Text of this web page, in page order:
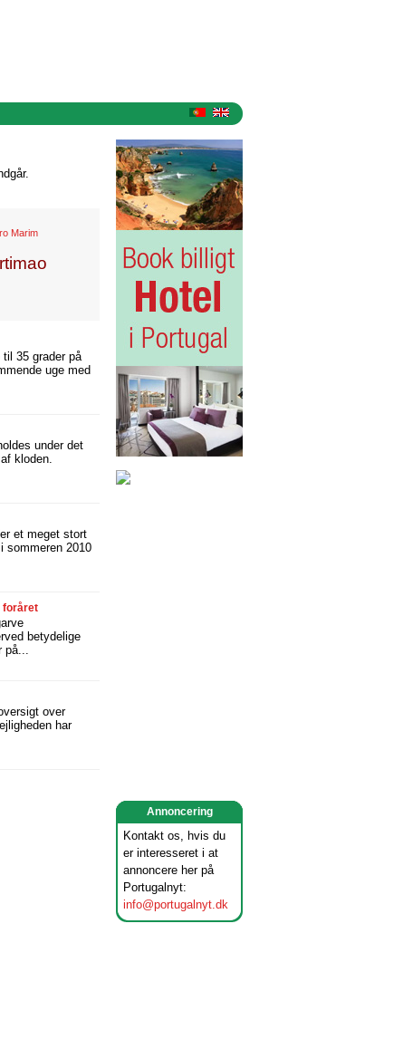
Annoncering
Kontakt os, hvis du
er interesseret i at
annoncere her på
Portugalnyt:
info@portugalnyt.dk
Marim
35 grader på
uge med
under det
kloden.
et meget stort
sommeren 2010
foråret
betydelige
på...
over
har